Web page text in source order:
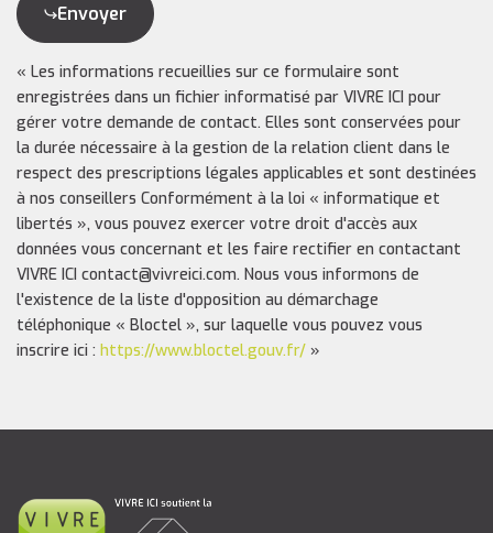
Envoyer
« Les informations recueillies sur ce formulaire sont
enregistrées dans un fichier informatisé par VIVRE ICI pour
gérer votre demande de contact. Elles sont conservées pour
la durée nécessaire à la gestion de la relation client dans le
respect des prescriptions légales applicables et sont destinées
à nos conseillers Conformément à la loi « informatique et
libertés », vous pouvez exercer votre droit d'accès aux
données vous concernant et les faire rectifier en contactant
VIVRE ICI contact@vivreici.com. Nous vous informons de
l'existence de la liste d'opposition au démarchage
téléphonique « Bloctel », sur laquelle vous pouvez vous
inscrire ici : https://www.bloctel.gouv.fr/ »